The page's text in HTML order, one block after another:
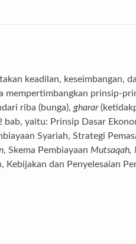
keadilan, keseimbangan,
mempertimbangkan prinsip-
riba (bunga), gharar
yaitu: Prinsip Dasar
Syariah, Strategi
, Skema Pembiayaan Mutsaqah,
dan Penyelesaian